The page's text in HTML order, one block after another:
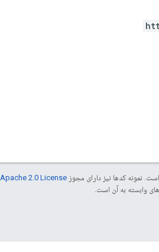
است. نمونه کدها نیز دارای مجوز Apache 2.0 License